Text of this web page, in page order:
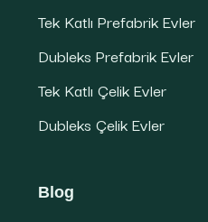
Tek Katlı Prefabrik Evler
Dubleks Prefabrik Evler
Tek Katlı Çelik Evler
Dubleks Çelik Evler
Blog